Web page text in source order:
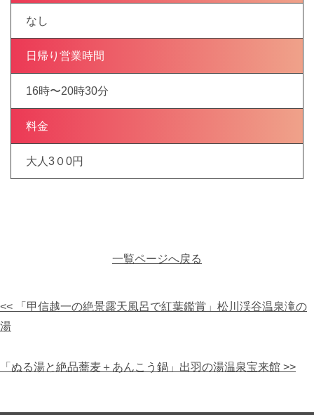
なし
日帰り営業時間
16時〜20時30分
料金
大人3０0円
一覧ページへ戻る
<< 「甲信越一の絶景露天風呂で紅葉鑑賞」松川渓谷温泉滝の
湯
「ぬる湯と絶品蕎麦＋あんこう鍋」出羽の湯温泉宝来館 >>